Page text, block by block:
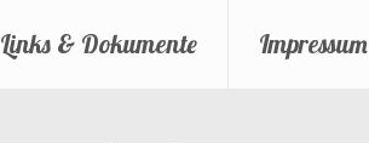
Links & Dokumente Impressum